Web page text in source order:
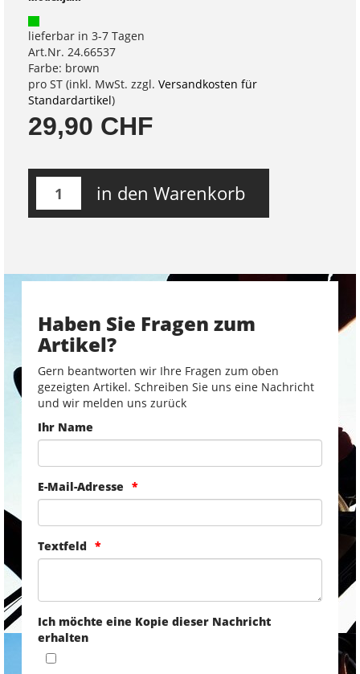
lieferbar in 3-7 Tagen
Art.Nr. 24.66537
Farbe: brown
pro ST (inkl. MwSt. zzgl. Versandkosten für
Standardartikel)
29,90 CHF
in den Warenkorb
Haben Sie Fragen zum
Artikel?
Gern beantworten wir Ihre Fragen zum oben
gezeigten Artikel. Schreiben Sie uns eine Nachricht
und wir melden uns zurück
Ihr Name
E-Mail-Adresse
Textfeld
Ich möchte eine Kopie dieser Nachricht
erhalten